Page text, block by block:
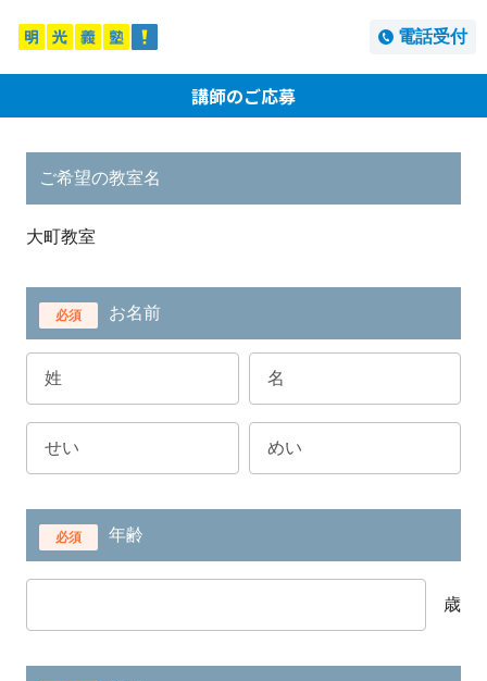
電話受付
講師のご応募
ご希望の教室名
大町教室
必須 お名前
必須 年齢
歳